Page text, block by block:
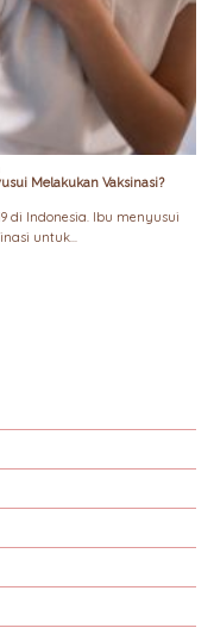
Melakukan Vaksinasi?
di Indonesia. Ibu menyusui
untuk...